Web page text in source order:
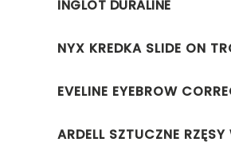
INGLOT DURALINE
NYX KREDKA SLIDE ON
EVELINE EYEBROW
ARDELL SZTUCZNE